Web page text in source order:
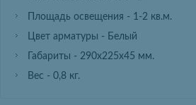
Площадь освещения - 1-2 кв.м.
Цвет арматуры - Белый
Габариты - 290х225х45 мм.
Вес - 0,8 кг.